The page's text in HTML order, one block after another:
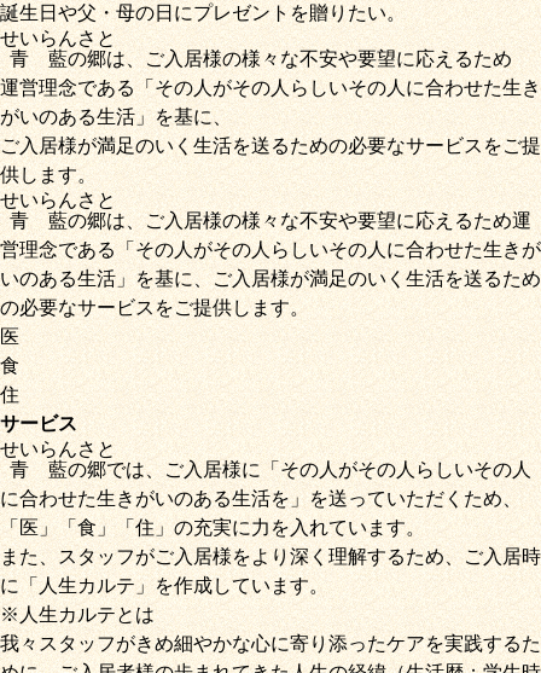
誕生日や父・母の日にプレゼントを贈りたい。
青藍
せいらん
の郷
さと
は、ご入居様の様々な不安や要望に応えるため
運営理念である「その人がその人らしいその人に合わせた生き
がいのある生活」を基に、
ご入居様が満足のいく生活を送るための必要なサービスをご提
供します。
青藍
せいらん
の郷
さと
は、ご入居様の様々な不安や要望に応えるため運
営理念である「その人がその人らしいその人に合わせた生きが
いのある生活」を基に、ご入居様が満足のいく生活を送るため
の必要なサービスをご提供します。
医
食
住
サービス
青藍
せいらん
の郷
さと
では、ご入居様に「その人がその人らしいその人
に合わせた生きがいのある生活を」を送っていただくため、
「医」 「食」「住」の充実に力を入れています。
また、スタッフがご入居様をより深く理解するため、ご入居時
に「人生カルテ」を作成しています。
※人生カルテとは
我々スタッフがきめ細やかな心に寄り添ったケアを実践するた